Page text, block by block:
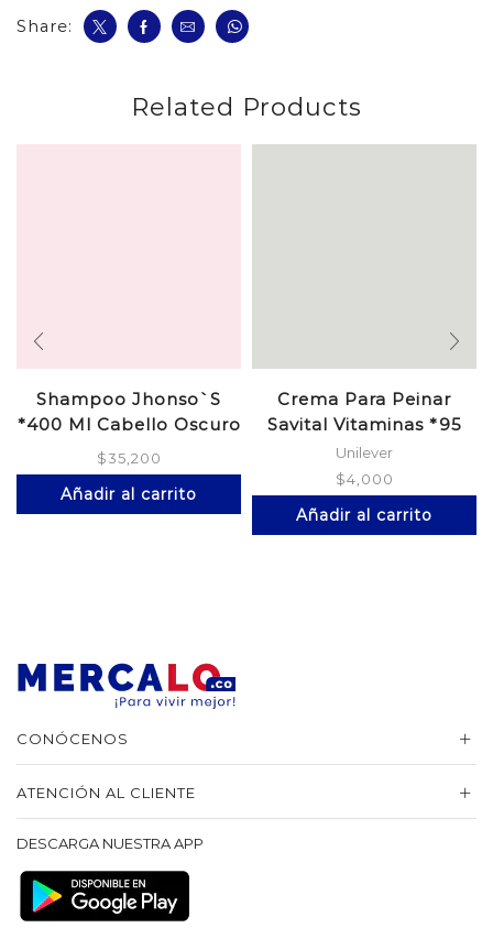
Share:
Related Products
Shampoo Jhonso`S
*400 Ml Cabello Oscuro
$35,200
Añadir al carrito
Crema Para Peinar
Savital Vitaminas *95
Unilever
$4,000
Añadir al carrito
CONÓCENOS
ATENCIÓN AL CLIENTE
DESCARGA NUESTRA APP